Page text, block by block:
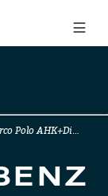
Polo AHK+Di…